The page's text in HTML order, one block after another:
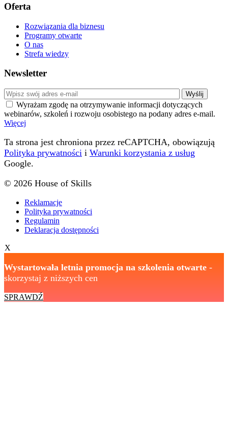
Oferta
Rozwiązania dla biznesu
Programy otwarte
O nas
Strefa wiedzy
Newsletter
Wyrażam zgodę na otrzymywanie informacji dotyczących
webinarów, szkoleń i rozwoju osobistego na podany adres e-mail.
Więcej
Ta strona jest chroniona przez reCAPTCHA, obowiązują
Polityka prywatności i Warunki korzystania z usług
Google.
© 2026 House of Skills
Reklamacje
Polityka prywatności
Regulamin
Deklaracja dostępności
X
Wystartowała letnia promocja na szkolenia otwarte -
skorzystaj z niższych cen
SPRAWDŹ